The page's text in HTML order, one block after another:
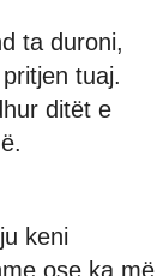
ta duroni,
tuaj.
ditët e
keni
ose ka më